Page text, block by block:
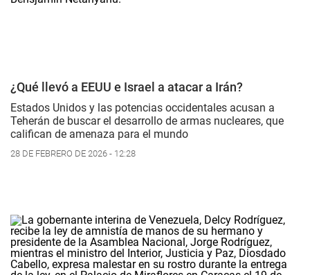
¿Qué llevó a EEUU e Israel a atacar a Irán?
Estados Unidos y las potencias occidentales acusan a
Teherán de buscar el desarrollo de armas nucleares, que
califican de amenaza para el mundo
28 DE FEBRERO DE 2026 - 12:28